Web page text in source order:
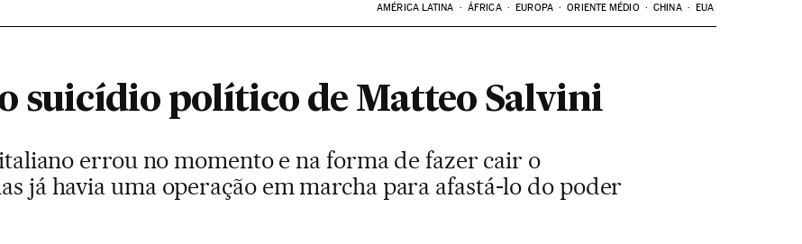
AMÉRICA LATINA ÁFRICA EUROPA ORIENTE MÉDIO CHINA EUA
suicídio político de Matteo Salvini
errou no momento e na forma de fazer cair o
já havia uma operação em marcha para afastá-lo do poder